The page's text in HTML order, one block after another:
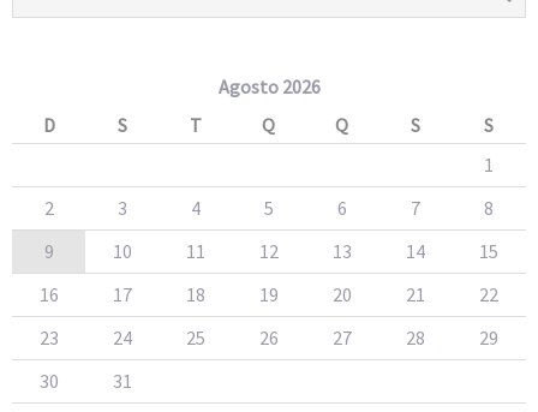
Agosto 2026
D
S T Q Q S
S
1
2
3 4 5 6 7
8
9
10 11 12 13 14
15
16
17 18 19 20 21
22
23
24 25 26 27 28
29
30
31